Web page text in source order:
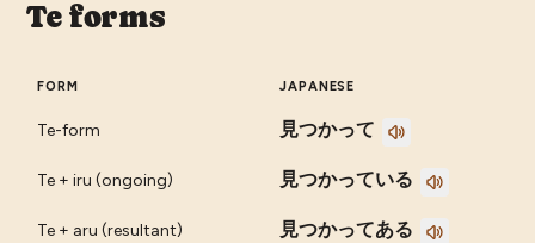
Te forms
FORM JAPANESE
Te-form 見つかって
Te + iru (ongoing) 見つかっている
Te + aru (resultant) 見つかってある